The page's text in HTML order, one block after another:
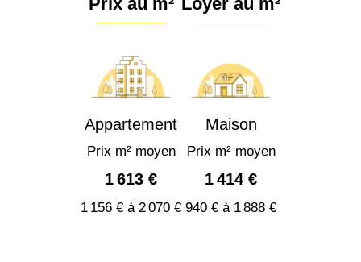
Appartement
Prix m² moyen
1 613 €
1 156 € à 2 070 €
Maison
Prix m² moyen
1 414 €
940 € à 1 888 €